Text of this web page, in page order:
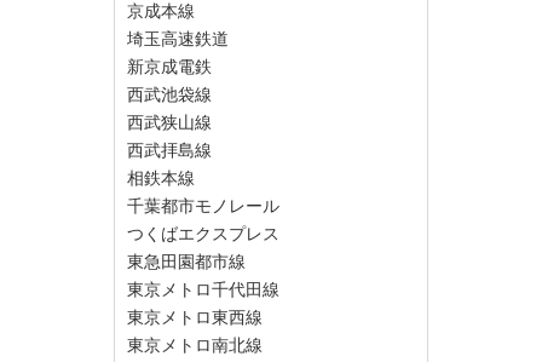
京成本線
埼玉高速鉄道
新京成電鉄
西武池袋線
西武狭山線
西武拝島線
相鉄本線
千葉都市モノレール
つくばエクスプレス
東急田園都市線
東京メトロ千代田線
東京メトロ東西線
東京メトロ南北線